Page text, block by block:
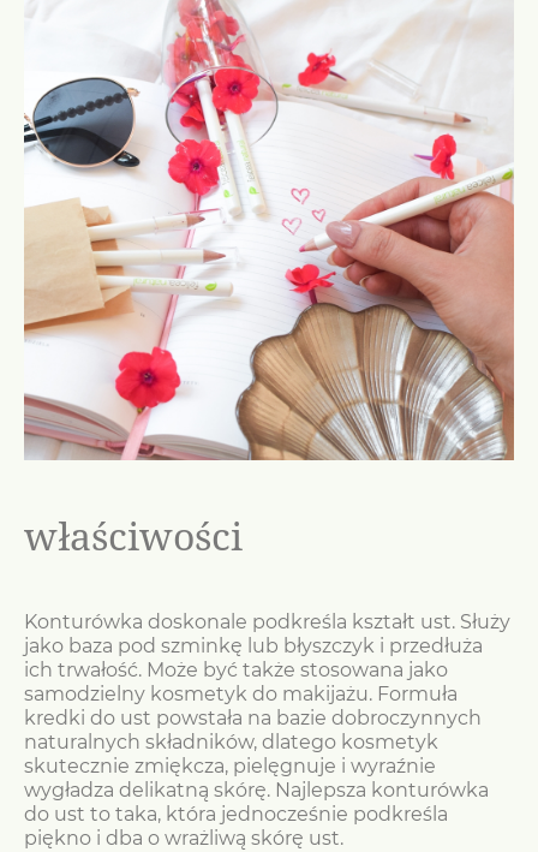
właściwości
Konturówka doskonale podkreśla kształt ust. Służy
jako baza pod szminkę lub błyszczyk i przedłuża
ich trwałość. Może być także stosowana jako
samodzielny kosmetyk do makijażu. Formuła
kredki do ust powstała na bazie dobroczynnych
naturalnych składników, dlatego kosmetyk
skutecznie zmiękcza, pielęgnuje i wyraźnie
wygładza delikatną skórę. Najlepsza konturówka
do ust to taka, która jednocześnie podkreśla
piękno i dba o wrażliwą skórę ust.